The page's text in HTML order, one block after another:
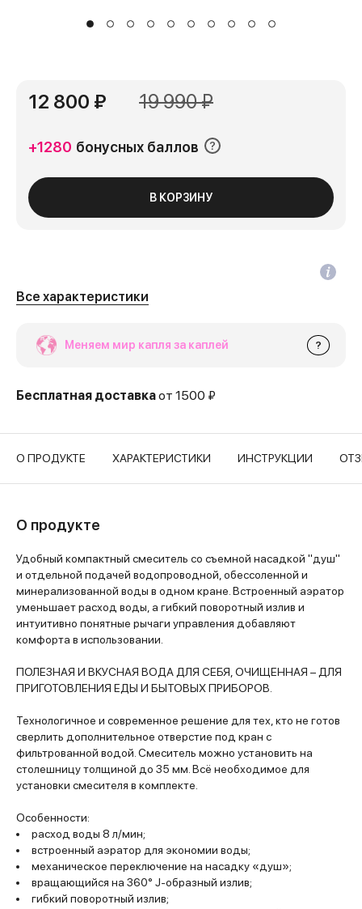
12 800 ₽ 19 990 ₽
+1280 бонусных баллов
В КОРЗИНУ
Все характеристики
Меняем мир капля за каплей ?
Бесплатная доставкаот 1500 ₽
О ПРОДУКТЕ ХАРАКТЕРИСТИКИ ИНСТРУКЦИИ
О продукте
Удобный компактный смеситель со съемной насадкой "душ"
и отдельной подачей водопроводной, обессоленной и
минерализованной воды в одном кране. Встроенный аэратор
уменьшает расход воды, а гибкий поворотный излив и
интуитивно понятные рычаги управления добавляют
комфорта в использовании.
ПОЛЕЗНАЯ И ВКУСНАЯ ВОДА ДЛЯ СЕБЯ, ОЧИЩЕННАЯ – ДЛЯ
ПРИГОТОВЛЕНИЯ ЕДЫ И БЫТОВЫХ ПРИБОРОВ.
Технологичное и современное решение для тех, кто не готов
сверлить дополнительное отверстие под кран с
фильтрованной водой. Смеситель можно установить на
столешницу толщиной до 35 мм. Всё необходимое для
установки смесителя в комплекте.
Особенности:
расход воды 8 л/мин;
встроенный аэратор для экономии воды;
механическое переключение на насадку «душ»;
вращающийся на 360° J-образный излив;
гибкий поворотный излив;